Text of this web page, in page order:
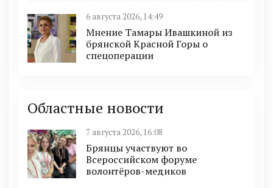
6 августа 2026, 14:49
Мнение Тамары Ивашкиной из
брянской Красной Горы о
спецоперации
Областные новости
7 августа 2026, 16:08
Брянцы участвуют во
Всероссийском форуме
волонтёров-медиков